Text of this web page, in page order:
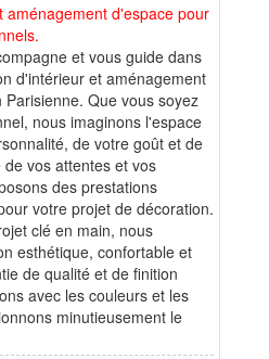
aménagement d'espace pour
et vous guide dans
d'intérieur et aménagement
Que vous soyez
nous imaginons l'espace
de votre goût et de
vos attentes et vos
des prestations
votre projet de décoration.
clé en main, nous
esthétique, confortable et
de qualité et de finition
avec les couleurs et les
minutieusement le